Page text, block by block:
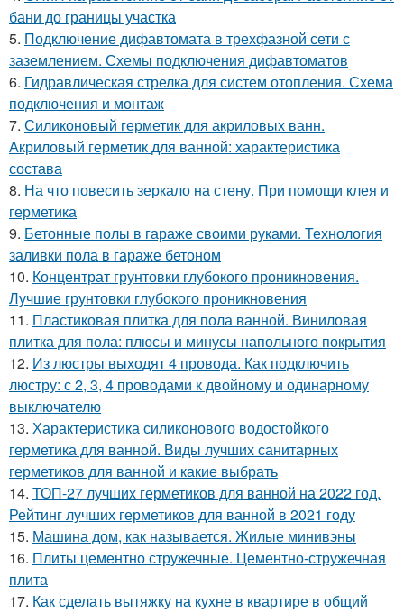
бани до границы участка
5. Подключение дифавтомата в трехфазной сети с
заземлением. Схемы подключения дифавтоматов
6. Гидравлическая стрелка для систем отопления. Схема
подключения и монтаж
7. Силиконовый герметик для акриловых ванн.
Акриловый герметик для ванной: характеристика
состава
8. На что повесить зеркало на стену. При помощи клея и
герметика
9. Бетонные полы в гараже своими руками. Технология
заливки пола в гараже бетоном
10. Концентрат грунтовки глубокого проникновения.
Лучшие грунтовки глубокого проникновения
11. Пластиковая плитка для пола ванной. Виниловая
плитка для пола: плюсы и минусы напольного покрытия
12. Из люстры выходят 4 провода. Как подключить
люстру: с 2, 3, 4 проводами к двойному и одинарному
выключателю
13. Характеристика силиконового водостойкого
герметика для ванной. Виды лучших санитарных
герметиков для ванной и какие выбрать
14. ТОП-27 лучших герметиков для ванной на 2022 год.
Рейтинг лучших герметиков для ванной в 2021 году
15. Машина дом, как называется. Жилые минивэны
16. Плиты цементно стружечные. Цементно-стружечная
плита
17. Как сделать вытяжку на кухне в квартире в общий